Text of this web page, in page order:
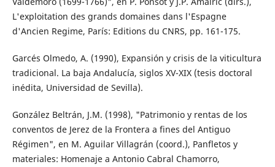
L'exploitation des grands domaines dans l'Espagne
d'Ancien Regime, París: Editions du CNRS, pp. 161-175.
Garcés Olmedo, A. (1990), Expansión y crisis de la viticultura
tradicional. La baja Andalucía, siglos XV-XIX (tesis doctoral
inédita, Universidad de Sevilla).
González Beltrán, J.M. (1998), "Patrimonio y rentas de los
conventos de Jerez de la Frontera a fines del Antiguo
Régimen", en M. Aguilar Villagrán (coord.), Panfletos y
materiales: Homenaje a Antonio Cabral Chamorro,